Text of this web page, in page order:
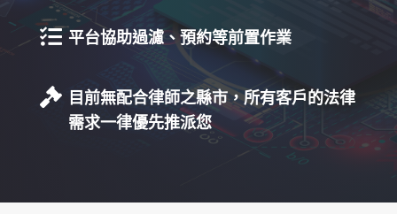
 平台協助過濾、預約等前置作業
 目前無配合律師之縣市，所有客戶的法律
需求一律優先推派您